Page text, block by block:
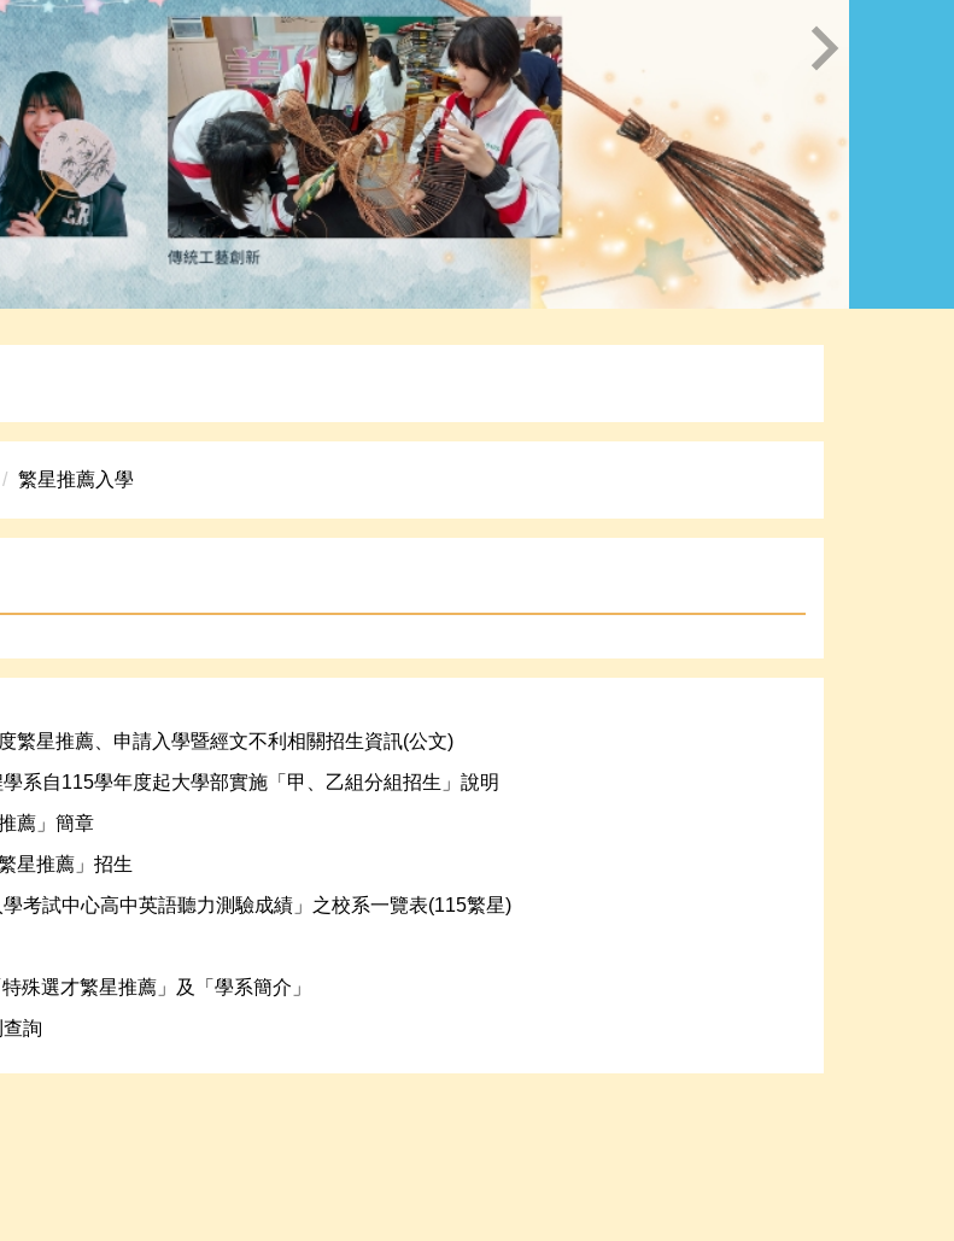
高中美術班招生資訊。
繁星推薦入學
繁星推薦、申請入學暨經文不利相關招生資訊(公文)
系自115學年度起大學部實施「甲、乙組分組招生」說明
薦」簡章
星推薦」招生
考試中心高中英語聽力測驗成績」之校系一覽表(115繁星)
殊選才繁星推薦」及「學系簡介」
詢